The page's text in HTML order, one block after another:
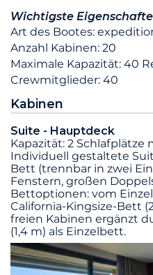
Wichtigste
Art des Bootes:
Anzahl Kabinen: 20
Maximale Kapazität: 40
Crewmitglieder: 40
Kabinen
Suite - Hauptdeck
Kapazität: 2 Schlafplätze
Individuell gestaltete
Bett (trennbar in zwei
Fenstern, großen
Bettoptionen: vom
California-Kingsize-Bett
freien Kabinen ergänzt
(1,4 m) als Einzelbett.